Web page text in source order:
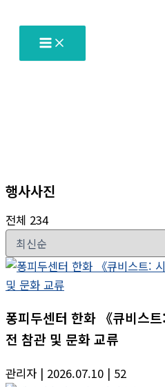
행사사진
전체 234
퐁피두센터 한화 《큐비스
전 참관 및 문화 교류
관리자 | 2026.07.10 | 52